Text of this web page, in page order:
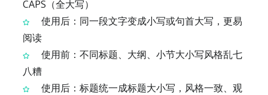
CAPS（全大写）
使用后：同一段文字变成小写或句首大写，更易
阅读
使用前：不同标题、大纲、小节大小写风格乱七
八糟
使用后：标题统一成标题大小写，风格一致、观